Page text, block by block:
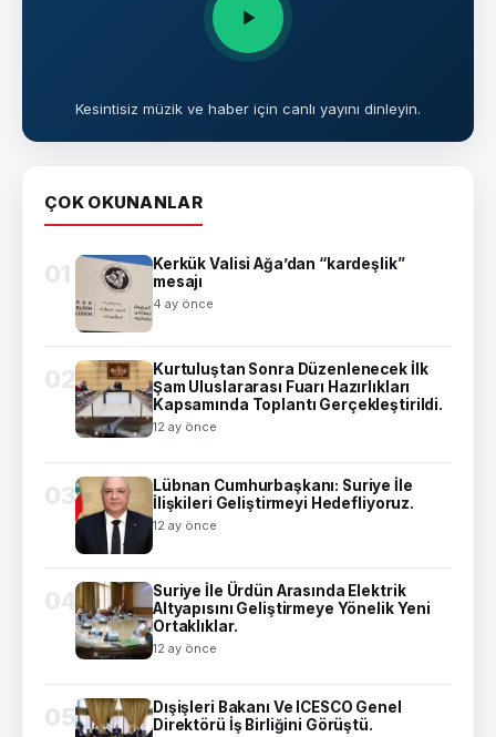
Kesintisiz müzik ve haber için canlı yayını dinleyin.
ÇOK OKUNANLAR
01
Kerkük Valisi Ağa’dan “kardeşlik”
mesajı
4 ay önce
02
Kurtuluştan Sonra Düzenlenecek İlk
Şam Uluslararası Fuarı Hazırlıkları
Kapsamında Toplantı Gerçekleştirildi.
12 ay önce
03
Lübnan Cumhurbaşkanı: Suriye İle
İlişkileri Geliştirmeyi Hedefliyoruz.
12 ay önce
04
Suriye İle Ürdün Arasında Elektrik
Altyapısını Geliştirmeye Yönelik Yeni
Ortaklıklar.
12 ay önce
05
Dışişleri Bakanı Ve ICESCO Genel
Direktörü İş Birliğini Görüştü.